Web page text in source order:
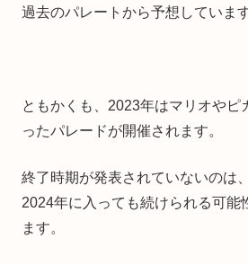
過去のパレートから予想しています
ともかくも、2023年はマリオやピ
ったパレードが開催されます。
終了時期が発表されていないのは
2024年に入っても続けられる可能
ます。